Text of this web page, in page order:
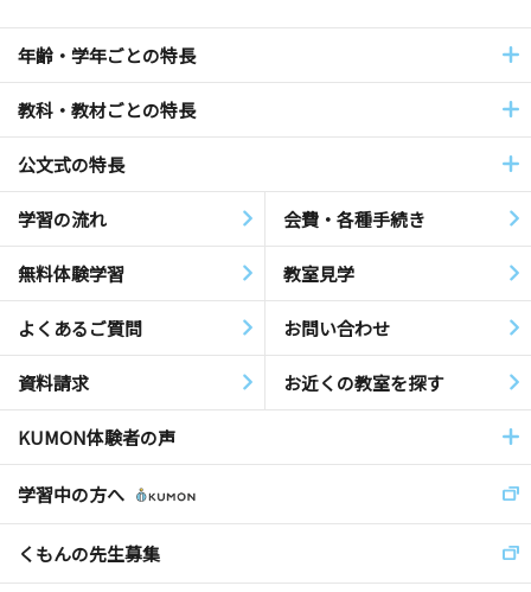
年齢・学年ごとの特長
教科・教材ごとの特長
公文式の特長
学習の流れ 会費・各種手続き
無料体験学習 教室見学
よくあるご質問 お問い合わせ
資料請求 お近くの教室を探す
KUMON体験者の声
学習中の方へ
くもんの先生募集